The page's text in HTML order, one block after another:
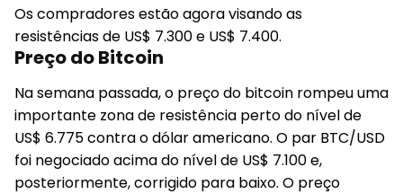
Os compradores estão agora visando as
resistências de US$ 7.300 e US$ 7.400.
Preço do Bitcoin
Na semana passada, o preço do bitcoin rompeu uma
importante zona de resistência perto do nível de
US$ 6.775 contra o dólar americano. O par BTC/USD
foi negociado acima do nível de US$ 7.100 e,
posteriormente, corrigido para baixo. O preço